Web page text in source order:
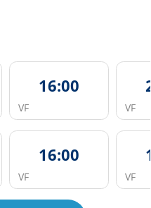
16:00
VF VF
16:00
VF VF